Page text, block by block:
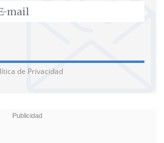
de Privacidad